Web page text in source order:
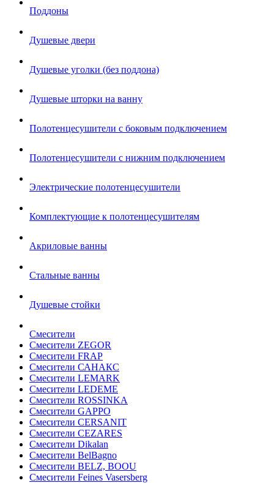
Поддоны
Душевые двери
Душевые уголки (без поддона)
Душевые шторки на ванну
Полотенцесушители с боковым подключением
Полотенцесушители с нижним подключением
Электрические полотенцесушители
Комплектующие к полотенцесушителям
Акриловые ванны
Стальные ванны
Душевые стойки
Смесители
Смесители ZEGOR
Смесители FRAP
Смесители САНАКС
Смесители LEMARK
Смесители LEDEME
Смесители ROSSINKA
Смесители GAPPO
Смесители CERSANIT
Смесители CEZARES
Смесители Dikalan
Смесители BelBagno
Смесители BELZ, BOOU
Смесители Feines Vasersberg